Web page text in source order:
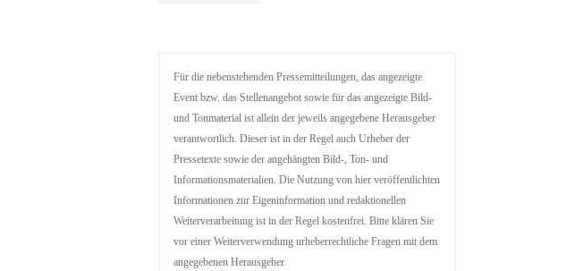
Für die nebenstehenden Pressemitteilungen, das angezeigte
Event bzw. das Stellenangebot sowie für das angezeigte Bild-
und Tonmaterial ist allein der jeweils angegebene Herausgeber
verantwortlich. Dieser ist in der Regel auch Urheber der
Pressetexte sowie der angehängten Bild-, Ton- und
Informationsmaterialien. Die Nutzung von hier veröffentlichten
Informationen zur Eigeninformation und redaktionellen
Weiterverarbeitung ist in der Regel kostenfrei. Bitte klären Sie
vor einer Weiterverwendung urheberrechtliche Fragen mit dem
angegebenen Herausgeber.